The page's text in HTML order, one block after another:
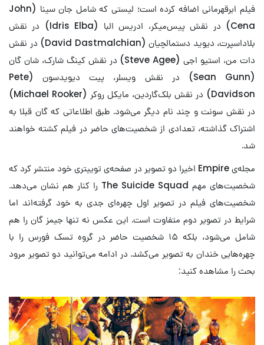
فیلم ابرقهرمانی اضافه کرده است؛ لیستی که شامل جان سینا (John
Cena) در نقش پیس‌میکر، ادریس البا (Idris Elba) در نقش
بلاداسپرت، دیوید دستمالچیان (David Dastmalchian) در نقش
دات من، استیو اجی (Steve Agee) در نقش کینگ شارک، شان گان
(Sean Gunn) در نقش ویسلر، پیت دیویدسون (Pete
Davidson) در نقش بلک‌گاردین، مایکل روکر (Michael Rooker)
در نقش سونت و چند نام دیگر می‌شود. طبق اطلاعاتی که گان قبلا به
اشتراک گذاشته، تعدادی از شخصیت‌های حاضر در فیلم کشته خواهند
شد.
مجله‌ی Empire اخیرا دو تصویر در صفحه‌ی توییتری خود منتشر کرد که
شخصیت‌های مهم The Suicide Squad را کنار هم نشان می‌دهد.
شخصیت‌های فیلم در تصویر اول چهره‌ای جدی به خود گرفته‌اند اما
شرایط در تصویر دوم متفاوت است. این عکس نه تنها جیمز گان را هم
شامل می‌شود، بلکه ۱۵ شخصیت حاضر در گروه تسک فورس را با
چهره‌هایی خندان به تصویر می‌کشد. در ادامه می‌توانید دو تصویر مرود
بحث را مشاهده کنید: